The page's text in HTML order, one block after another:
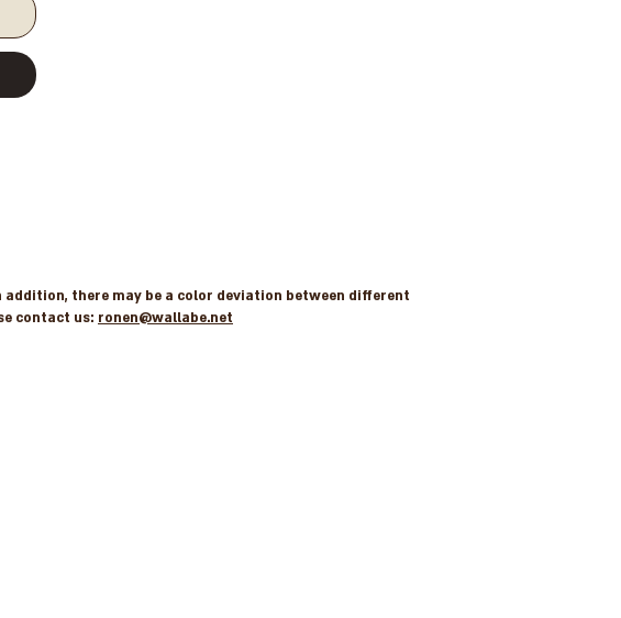
addition, there may be a color deviation between different
contact us: ronen@wallabe.net